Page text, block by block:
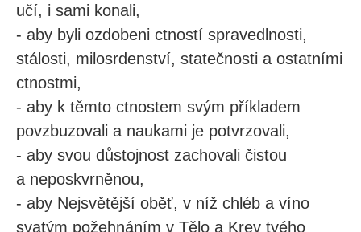
učí, i sami konali,
- aby byli ozdobeni ctností spravedlnosti,
stálosti, milosrdenství, statečnosti a ostatními
ctnostmi,
- aby k těmto ctnostem svým příkladem
povzbuzovali a naukami je potvrzovali,
- aby svou důstojnost zachovali čistou
a neposkvrněnou,
- aby Nejsvětější oběť, v níž chléb a víno
svatým požehnáním v Tělo a Krev tvého